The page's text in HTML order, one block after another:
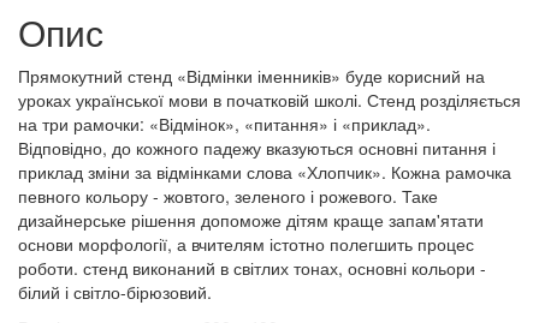
Опис
Прямокутний стенд «Відмінки іменників» буде корисний на
уроках української мови в початковій школі. Стенд розділяється
на три рамочки: «Відмінок», «питання» і «приклад».
Відповідно, до кожного падежу вказуються основні питання і
приклад зміни за відмінками слова «Хлопчик». Кожна рамочка
певного кольору - жовтого, зеленого і рожевого. Таке
дизайнерське рішення допоможе дітям краще запам'ятати
основи морфології, а вчителям істотно полегшить процес
роботи. стенд виконаний в світлих тонах, основні кольори -
білий і світло-бірюзовий.